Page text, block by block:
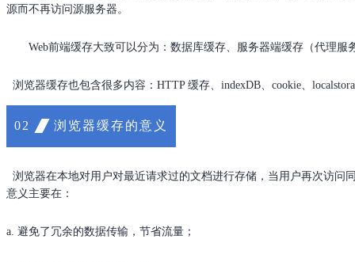
源而不再访问源服务器。
Web前端缓存大致可以分为：数据库缓存、服务器端缓存（代理服
浏览器缓存也包含很多内容：HTTP 缓存、indexDB、cookie、
02 浏览器缓存的意义
浏览器在本地对用户对最近请求过的文档进行存储，当用户再次访
意义主要在：
a. 避免了冗余的数据传输，节省流量；